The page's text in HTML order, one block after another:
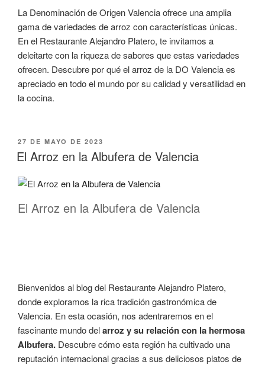
La Denominación de Origen Valencia ofrece una amplia
gama de variedades de arroz con características únicas.
En el Restaurante Alejandro Platero, te invitamos a
deleitarte con la riqueza de sabores que estas variedades
ofrecen. Descubre por qué el arroz de la DO Valencia es
apreciado en todo el mundo por su calidad y versatilidad en
la cocina.
27 DE MAYO DE 2023
El Arroz en la Albufera de Valencia
El Arroz en la Albufera de Valencia
Bienvenidos al blog del Restaurante Alejandro Platero,
donde exploramos la rica tradición gastronómica de
Valencia. En esta ocasión, nos adentraremos en el
fascinante mundo delarroz y su relación con la hermosa
Albufera. Descubre cómo esta región ha cultivado una
reputación internacional gracias a sus deliciosos platos de